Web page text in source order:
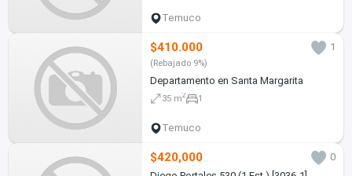
Temuco
$410.000 1
(Rebajado 9%)
Departamento en Santa Margarita
35 m2 1
Temuco
$420,000
0